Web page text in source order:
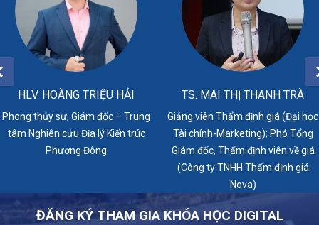
HLV. HOÀNG TRIỆU HẢI
Phong thủy sư; Giám đốc – Trung
tâm Nghiên cứu Địa lý Kiến trúc
Phương Đông
TS. MAI THỊ THANH TRÀ
Giảng viên Thẩm định giá (Đại học
Tài chính-Marketing); Phó Tổng
Giám đốc, Thẩm định viên về giá
(Công ty TNHH Thẩm định giá
Nova)
ĐĂNG KÝ THAM GIA KHÓA HỌC DIGITAL